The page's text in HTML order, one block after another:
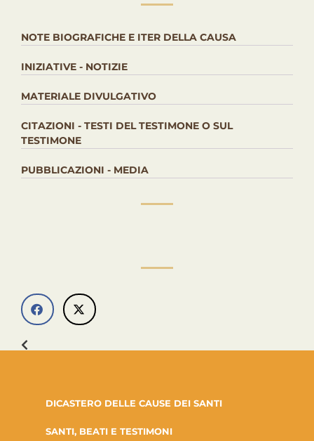
NOTE BIOGRAFICHE E ITER DELLA CAUSA
INIZIATIVE - NOTIZIE
MATERIALE DIVULGATIVO
CITAZIONI - TESTI DEL TESTIMONE O SUL
TESTIMONE
PUBBLICAZIONI - MEDIA
DICASTERO DELLE CAUSE DEI SANTI
SANTI, BEATI E TESTIMONI